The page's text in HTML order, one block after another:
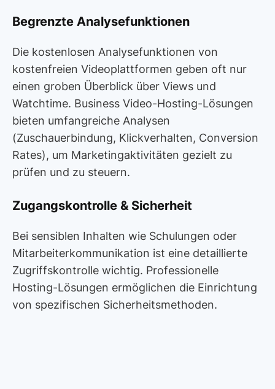
Begrenzte Analysefunktionen
Die kostenlosen Analysefunktionen von
kostenfreien Videoplattformen geben oft nur
einen groben Überblick über Views und
Watchtime. Business Video-Hosting-Lösungen
bieten umfangreiche Analysen
(Zuschauerbindung, Klickverhalten, Conversion
Rates), um Marketingaktivitäten gezielt zu
prüfen und zu steuern.
Zugangskontrolle & Sicherheit
Bei sensiblen Inhalten wie Schulungen oder
Mitarbeiterkommunikation ist eine detaillierte
Zugriffskontrolle wichtig. Professionelle
Hosting-Lösungen ermöglichen die Einrichtung
von spezifischen Sicherheitsmethoden.